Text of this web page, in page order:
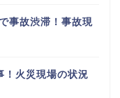
事故渋滞！事故現
！火災現場の状況